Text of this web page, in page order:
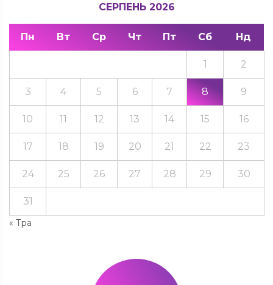
СЕРПЕНЬ 2026
Пн Вт Ср Чт Пт Сб Нд
« Тра
1 2
3 4 5 6 7 8 9
10 11 12 13 14 15 16
17 18 19 20 21 22 23
24 25 26 27 28 29 30
31